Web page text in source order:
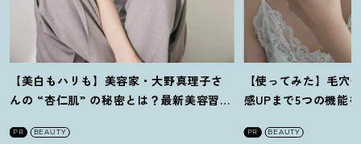
【美白もハリも】美容家・大野真理子さ
んの “杏仁肌” の秘密とは ？ 最新美容習慣
PR BEAUTY
【使ってみた】毛穴
感UPまで5つの機能
PR BEAUTY